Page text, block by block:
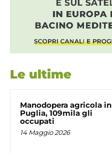
Le ultime
Manodopera agricola in
Puglia, 109mila gli
occupati
14 Maggio 2026